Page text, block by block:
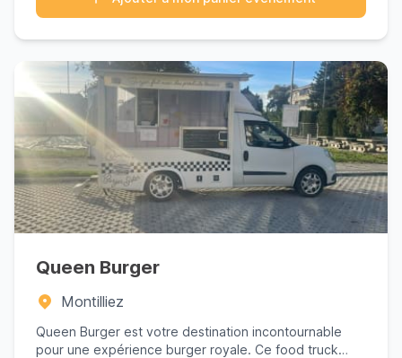
Queen Burger
Montilliez
Queen Burger est votre destination incontournable
pour une expérience burger royale. Ce food truck